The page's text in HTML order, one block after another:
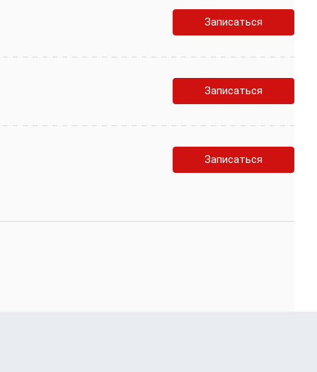
Записаться
Записаться
Записаться